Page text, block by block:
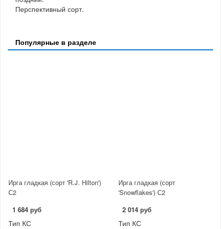
Перспективный сорт.
Популярные в разделе
Ирга гладкая (сорт 'R.J. Hilton')
С2
1 684 руб
Тип КС
Ирга гладкая (сорт
'Snowflakes') С2
2 014 руб
Тип КС